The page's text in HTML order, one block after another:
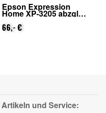
Epson Expression
Home XP-3205 abzgl.
25€ Cashback (von
Epson nach
Registrierung)
66,- €
und Service: